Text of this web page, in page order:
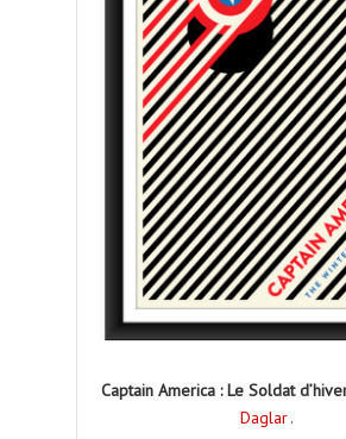
Captain America : Le Soldat
Daglar.